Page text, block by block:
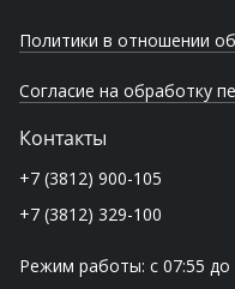
Политики в отношении
Согласие на обработку
Контакты
+7 (3812) 900-105
+7 (3812) 329-100
Режим работы: с 07:55 до